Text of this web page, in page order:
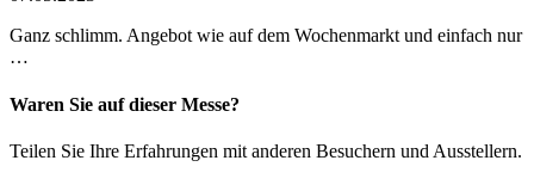
Ganz schlimm. Angebot wie auf dem Wochenmarkt und einfach nur
…
Waren Sie auf dieser Messe?
Teilen Sie Ihre Erfahrungen mit anderen Besuchern und Ausstellern.